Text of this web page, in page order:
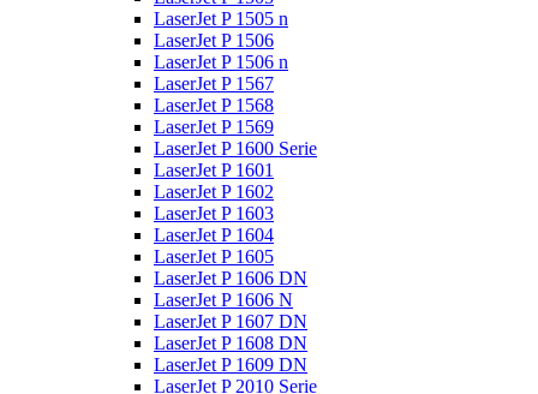
LaserJet P 1505 n
LaserJet P 1506
LaserJet P 1506 n
LaserJet P 1567
LaserJet P 1568
LaserJet P 1569
LaserJet P 1600 Serie
LaserJet P 1601
LaserJet P 1602
LaserJet P 1603
LaserJet P 1604
LaserJet P 1605
LaserJet P 1606 DN
LaserJet P 1606 N
LaserJet P 1607 DN
LaserJet P 1608 DN
LaserJet P 1609 DN
LaserJet P 2010 Serie